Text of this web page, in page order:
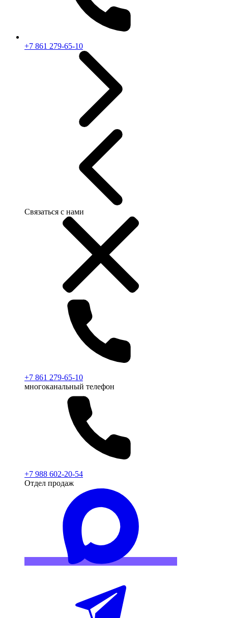
+7 861 279-65-10
Связаться с нами
+7 861 279-65-10
многоканальный телефон
+7 988 602-20-54
Отдел продаж